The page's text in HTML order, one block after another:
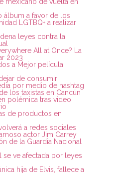
álbum a favor de los
LGTBQ+ a realizar
leyes contra la
All at Once? La
2023
a Mejor película
de consumir
por medio de hashtag
los taxistas en Cancún
polémica tras video
de productos en
a redes sociales
actor Jim Carrey
de la Guardia Nacional
se ve afectada por leyes
hija de Elvis, fallece a